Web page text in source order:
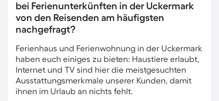
bei Ferienunterkünften in der Uckermark
von den Reisenden am häufigsten
nachgefragt?
Ferienhaus und Ferienwohnung in der Uckermark
haben euch einiges zu bieten: Haustiere erlaubt,
Internet und TV sind hier die meistgesuchten
Ausstattungsmerkmale unserer Kunden, damit
ihnen im Urlaub an nichts fehlt.